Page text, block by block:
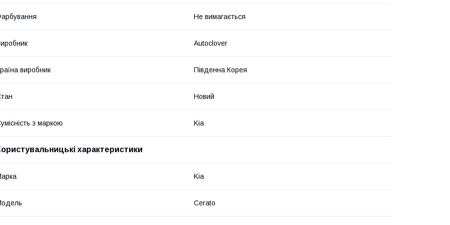
Не вимагається
Autoclover
виробник Південна Корея
Новий
з маркою Kia
характеристики
Kia
Cerato